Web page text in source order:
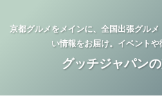
京都グルメをメインに、全国出張グル
い情報をお届け。イベントや
グッチジャパン